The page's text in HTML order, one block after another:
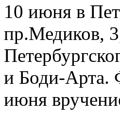
10 июня в
пр.Медиков,
и Боди-Арта.
июня